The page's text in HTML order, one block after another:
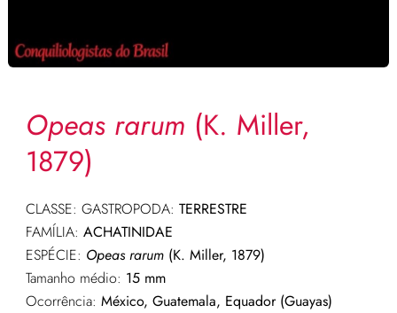
Opeas rarum (K. Miller,
1879)
CLASSE: GASTROPODA: TERRESTRE
FAMÍLIA: ACHATINIDAE
ESPÉCIE: Opeas rarum(K. Miller, 1879)
Tamanho médio: 15 mm
Ocorrência: México, Guatemala, Equador (Guayas)